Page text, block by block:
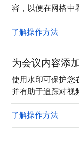
容，以便在网格中
了解操作方法
为会议内容添
使用水印可保护您
并有助于追踪对视
了解操作方法